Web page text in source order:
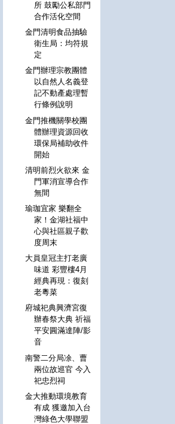
所 鼓勵公私部門
合作活化空間
金門清明食品抽驗
衛生局：均符規
定
金門辦理宗教團體
以自然人名義登
記不動產處理暫
行條例說明
金門推機關學校團
體辦理資源回收
環保局補助收件
開始
清明前烈火欲來 金
門軍消宣導合作
無間
瑜珈宜家 樂翻全
家！金湖社福中
心與社區親子歡
度周末
大員皇冠主打老廣
味道 彩豐樓4月
經典再現：復刻
老粵菜
府城祀典興濟宮復
辦春祭大典 祈福
平安圓滿達陣/影
音
南警二分局凃、曹
兩位故巡官 今入
祀忠烈祠
金大推動環境教育
有成 獲邀加入台
灣綠色大學聯盟